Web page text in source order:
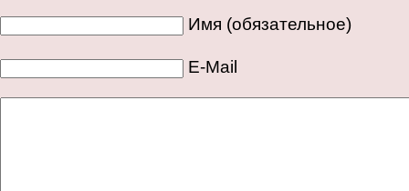
Имя (обязательное)
E-Mail